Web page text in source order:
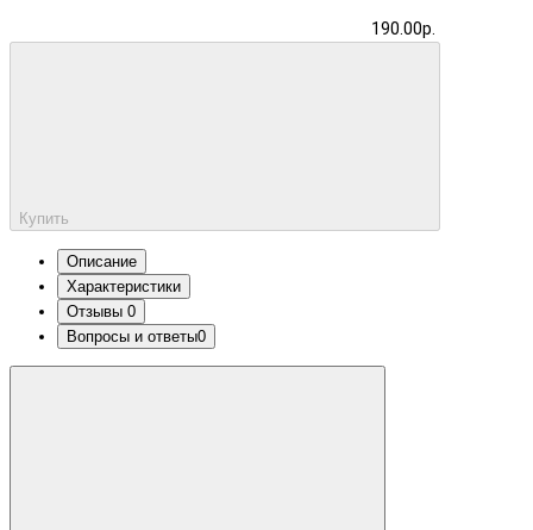
190.00р.
Купить
Описание
Характеристики
Отзывы 0
Вопросы и ответы0